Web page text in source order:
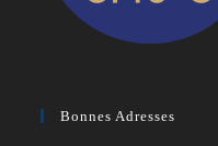
Bonnes Adresses